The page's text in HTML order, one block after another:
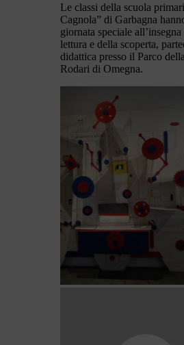
Le classi della scuola
Cagnola” di Garbagna
giornata speciale
lettura e della scoperta,
didattica presso il Parco
Rodari di Omegna.